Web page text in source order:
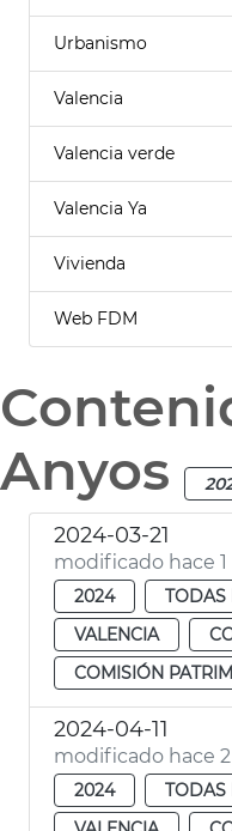
Urbanismo
Valencia
Valencia verde
Valencia Ya
Vivienda
Web FDM
Anyos
2024-03-21
modificado hace
2024
TODAS
VALENCIA
COMISIÓN
2024-04-11
modificado hace
2024
TODAS